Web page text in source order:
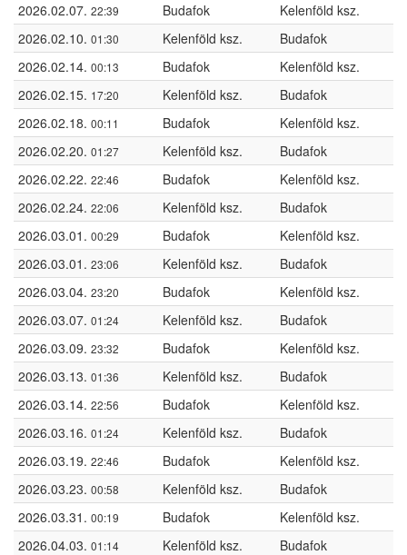
2026.02.07. 22:39 Budafok
Kelenföld ksz.
2026.02.10. 01:30 Kelenföld ksz.
Budafok
2026.02.14. 00:13 Budafok
Kelenföld ksz.
2026.02.15. 17:20 Kelenföld ksz.
Budafok
2026.02.18. 00:11 Budafok
Kelenföld ksz.
2026.02.20. 01:27 Kelenföld ksz.
Budafok
2026.02.22. 22:46 Budafok
Kelenföld ksz.
2026.02.24. 22:06 Kelenföld ksz.
Budafok
2026.03.01. 00:29 Budafok
Kelenföld ksz.
2026.03.01. 23:06 Kelenföld ksz.
Budafok
2026.03.04. 23:20 Budafok
Kelenföld ksz.
2026.03.07. 01:24 Kelenföld ksz.
Budafok
2026.03.09. 23:32 Budafok
Kelenföld ksz.
2026.03.13. 01:36 Kelenföld ksz.
Budafok
2026.03.14. 22:56 Budafok
Kelenföld ksz.
2026.03.16. 01:24 Kelenföld ksz.
Budafok
2026.03.19. 22:46 Budafok
Kelenföld ksz.
2026.03.23. 00:58 Kelenföld ksz.
Budafok
2026.03.31. 00:19 Budafok
Kelenföld ksz.
2026.04.03. 01:14 Kelenföld ksz.
Budafok